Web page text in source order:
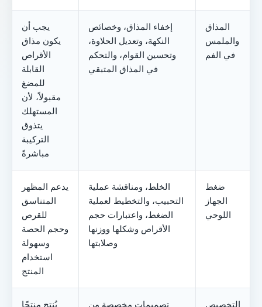
المذاق
والملمس
في الفم
إخفاء المذاق، وخصائص
النكهة، وتعديل الحلاوة،
وتحسين القوام، والتحكم
في المذاق المتبقي
يجب أن
يكون مذاق
الأقراص
القابلة
للمضغ
مقبولاً، لأن
المستهلك
يتذوق
التركيبة
مباشرةً
ضغط
الجهاز
اللوحي
الخلط، ومناقشة عملية
التحبيب، والتخطيط لعملية
الضغط، واعتبارات حجم
الأقراص وشكلها ووزنها
وصلابتها
يدعم المظهر
المتناسق
للقرص
وحجم الحصة
وسهولة
استخدام
المنتج
التخصيص تصميمات مخصصة من يُنتج منتجًا